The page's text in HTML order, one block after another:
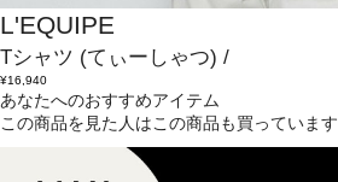
L'EQUIPE
Tシャツ (てぃーしゃつ) /
¥16,940
あなたへのおすすめアイテム
この商品を見た人はこの商品も買っています